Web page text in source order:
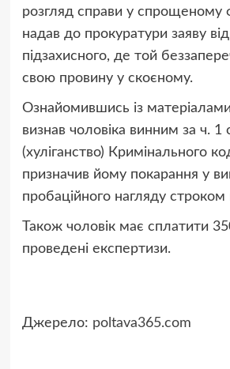
розгляд справи у спрощеному
надав до прокуратури заяву
підзахисного, де той
свою провину у скоєному.
Ознайомившись із
визнав чоловіка винним за ч. 1
(хуліганство) Кримінального
призначив йому покарання у
пробаційного нагляду строком
Також чоловік має сплатити
проведені експертизи.
Джерело: poltava365.com